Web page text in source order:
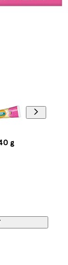
g